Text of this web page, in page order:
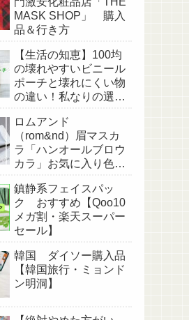
MASK SHOP」 購入
品＆行き方
【生活の知恵】100均
の壊れやすいビニール
ポーチと壊れにくい物
の違い！私なりの選び
ロムアンド
（rom&nd）眉マスカ
ラ「ハンオールブロウ
カラ」お気に入り色3
鎮静系フェイスパッ
ク おすすめ【Qoo10
メガ割・楽天スーパー
セール】
韓国 ダイソー購入品
【韓国旅行・ミョンド
ン明洞】